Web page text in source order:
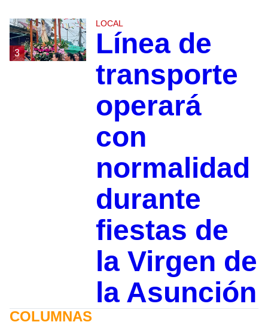
3
LOCAL
Línea de
transporte
operará
con
normalidad
durante
fiestas de
la Virgen de
la Asunción
COLUMNAS